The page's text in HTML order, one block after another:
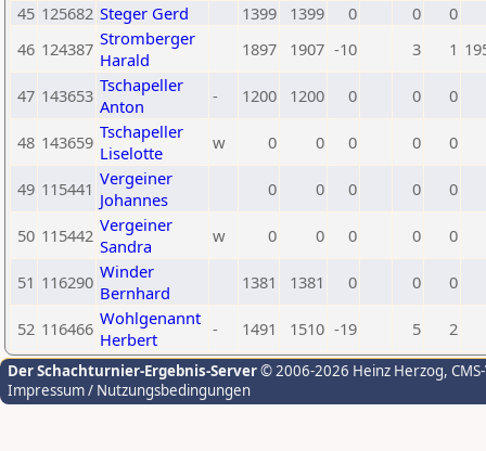
45 125682 Steger Gerd 1399 1399 0 0
0
46 124387 Stromberger
Harald
1897 1907 -10 3 1
47 143653 Tschapeller
Anton
- 1200 1200 0 0 0
48 143659 Tschapeller
Liselotte
w 0 0 0 0 0
49 115441 Vergeiner
Johannes
0 0 0 0 0
50 115442 Vergeiner
Sandra
w 0 0 0 0 0
51 116290 Winder
Bernhard
1381 1381 0 0 0
52 116466 Wohlgenannt
Herbert
- 1491 1510 -19 5 2
Der Schachturnier-Ergebnis-Server© 2006-2026 Heinz Herzog,
Impressum / Nutzungsbedingungen